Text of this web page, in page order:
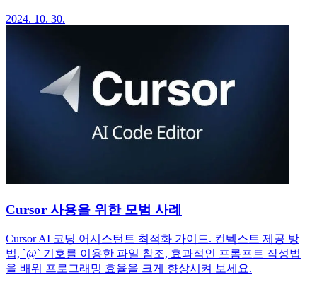
2024. 10. 30.
Cursor 사용을 위한 모범 사례
Cursor AI 코딩 어시스턴트 최적화 가이드. 컨텍스트 제공 방
법, `@` 기호를 이용한 파일 참조, 효과적인 프롬프트 작성법
을 배워 프로그래밍 효율을 크게 향상시켜 보세요.